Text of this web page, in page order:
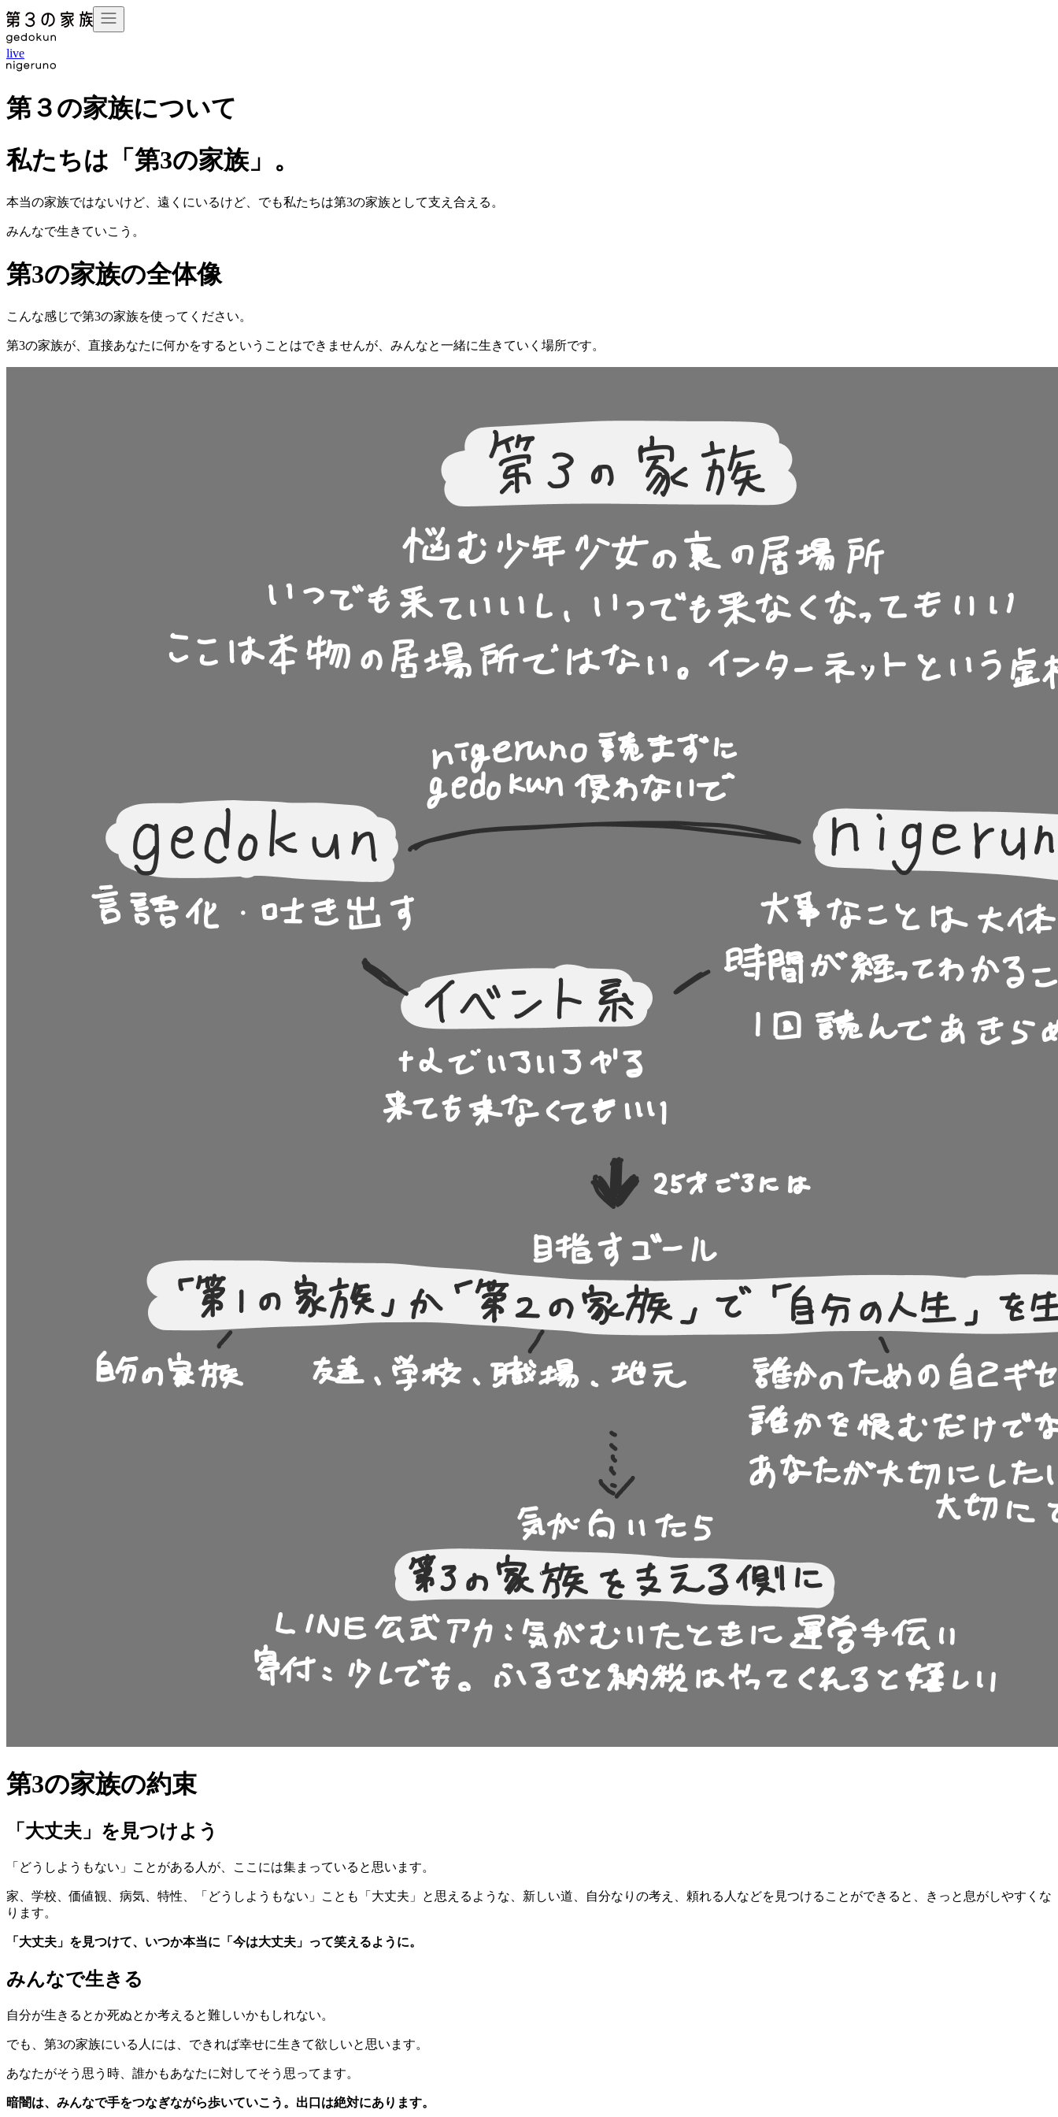
live
第３の家族について
私たちは「第3の家族」。
本当の家族ではないけど、遠くにいるけど、でも私たちは第3の家族として支え合える。
みんなで生きていこう。
第3の家族の全体像
こんな感じで第3の家族を使ってください。
第3の家族が、直接あなたに何かをするということはできませんが、みんなと一緒に生きていく場所です。
第3の家族の約束
「大丈夫」を見つけよう
「どうしようもない」ことがある人が、ここには集まっていると思います。
家、学校、価値観、病気、特性、「どうしようもない」ことも「大丈夫」と思えるような、新しい道、自分なりの考え、頼れる人などを見つけることができると、きっと息がしやすくな
ります。
「大丈夫」を見つけて、いつか本当に「今は大丈夫」って笑えるように。
みんなで生きる
自分が生きるとか死ぬとか考えると難しいかもしれない。
でも、第3の家族にいる人には、できれば幸せに生きて欲しいと思います。
あなたがそう思う時、誰かもあなたに対してそう思ってます。
暗闇は、みんなで手をつなぎながら歩いていこう。出口は絶対にあります。